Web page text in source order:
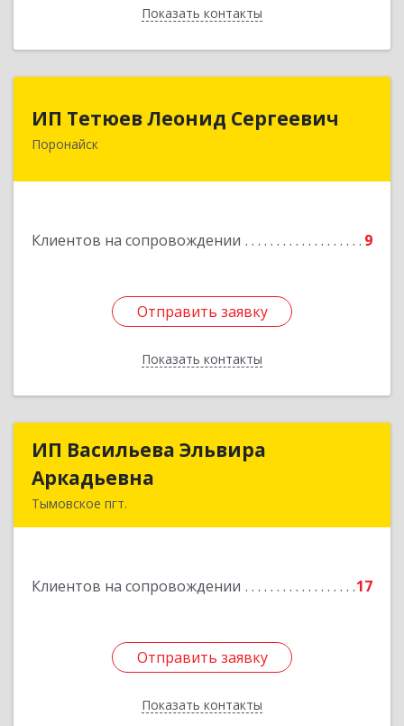
Показать контакты
Назад
ИП Тетюев Леонид Сергеевич
Поронайск
Клиентов на сопровождении 9
Отправить заявку
Показать контакты
694242, Сахалинская обл, Поронайск г, Фрунзе
Отправить заявку
Назад
ИП Васильева Эльвира
Аркадьевна
Тымовское пгт.
Клиентов на сопровождении 17
Отправить заявку
Показать контакты
ИП Васильева Эльвира
Отправить заявку
Назад